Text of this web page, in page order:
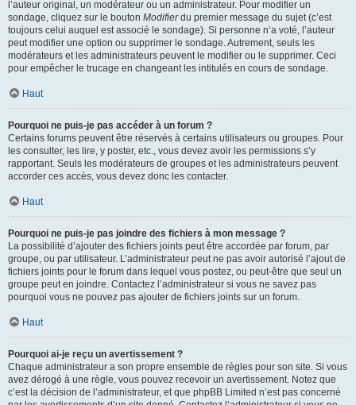
l’auteur original, un modérateur ou un administrateur. Pour modifier un
sondage, cliquez sur le bouton Modifierdu premier message du sujet (c’est
toujours celui auquel est associé le sondage). Si personne n’a voté, l’auteur
peut modifier une option ou supprimer le sondage. Autrement, seuls les
modérateurs et les administrateurs peuvent le modifier ou le supprimer. Ceci
pour empêcher le trucage en changeant les intitulés en cours de sondage.
Haut
Pourquoi ne puis-je pas accéder à un forum ?
Certains forums peuvent être réservés à certains utilisateurs ou groupes. Pour
les consulter, les lire, y poster, etc., vous devez avoir les permissions s’y
rapportant. Seuls les modérateurs de groupes et les administrateurs peuvent
accorder ces accès, vous devez donc les contacter.
Haut
Pourquoi ne puis-je pas joindre des fichiers à mon message ?
La possibilité d’ajouter des fichiers joints peut être accordée par forum, par
groupe, ou par utilisateur. L’administrateur peut ne pas avoir autorisé l’ajout de
fichiers joints pour le forum dans lequel vous postez, ou peut-être que seul un
groupe peut en joindre. Contactez l’administrateur si vous ne savez pas
pourquoi vous ne pouvez pas ajouter de fichiers joints sur un forum.
Haut
Pourquoi ai-je reçu un avertissement ?
Chaque administrateur a son propre ensemble de règles pour son site. Si vous
avez dérogé à une règle, vous pouvez recevoir un avertissement. Notez que
c’est la décision de l’administrateur, et que phpBB Limited n’est pas concerné